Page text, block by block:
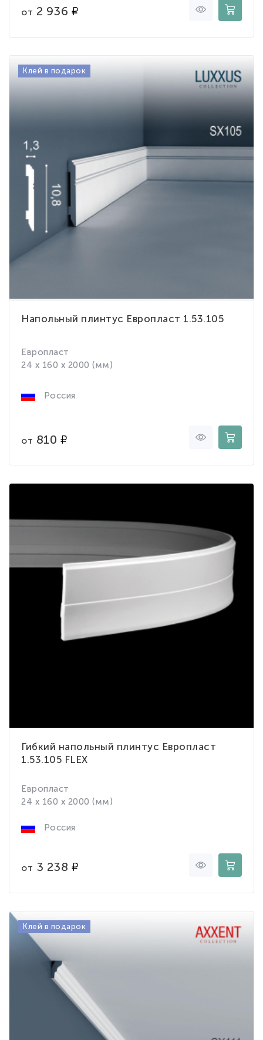
от 2 936
Клей в подарок
Напольный плинтус Европласт 1.53.105
Европласт
24 x 160 x 2000 (мм)
Россия
от 810
Гибкий напольный плинтус Европласт
1.53.105 FLEX
Европласт
24 x 160 x 2000 (мм)
Россия
от 3 238
Клей в подарок